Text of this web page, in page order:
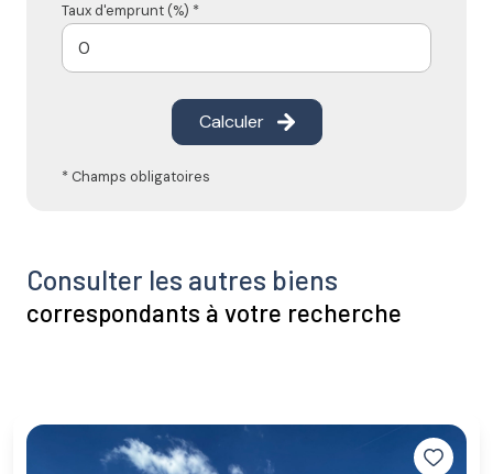
Taux d'emprunt (%) *
Calculer
* Champs obligatoires
Consulter les autres biens
correspondants à votre recherche